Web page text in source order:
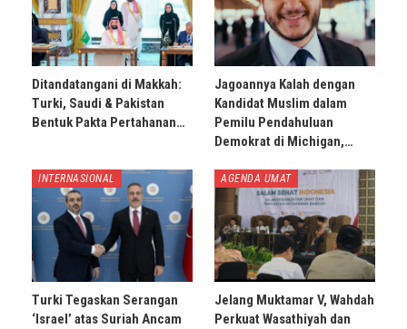
Ditandatangani di Makkah:
Turki, Saudi & Pakistan
Bentuk Pakta Pertahanan…
Jagoannya Kalah dengan
Kandidat Muslim dalam
Pemilu Pendahuluan
Demokrat di Michigan,…
INTERNASIONAL
Turki Tegaskan Serangan
‘Israel’ atas Suriah Ancam
AGENDA UMAT
Jelang Muktamar V, Wahdah
Perkuat Wasathiyah dan